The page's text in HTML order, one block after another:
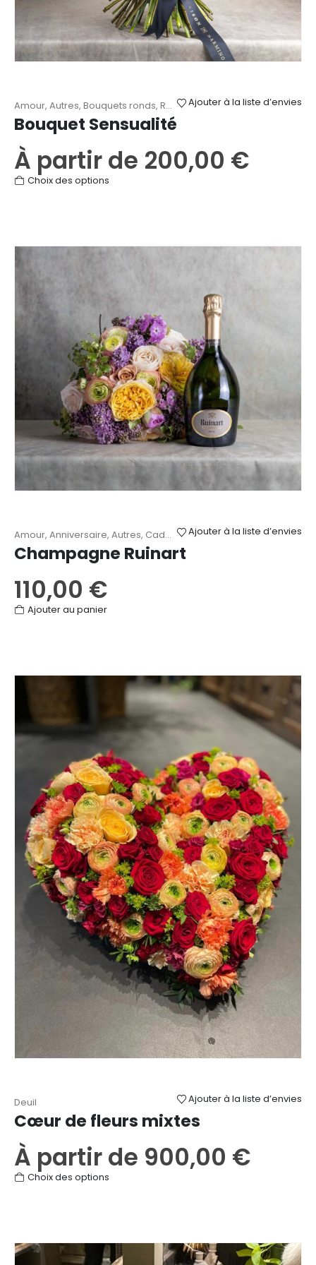
Ajouter à la liste d’envies
Amour, Autres, Bouquets ronds, Roses ,Saint-Valentin
Bouquet Sensualité
À partir de 200,00 €
Choix des options
variations.
peuvent
être
choisies
sur
la
page
du
produit
Ajouter à la liste d’envies
Amour, Anniversaire, Autres, Cadeaux ,Champagnes,
Champagne Ruinart
110,00 €
Ajouter au panier
Ajouter à la liste d’envies
Deuil
Cœur de fleurs mixtes
À partir de 900,00 €
Choix des options
variations.
Les